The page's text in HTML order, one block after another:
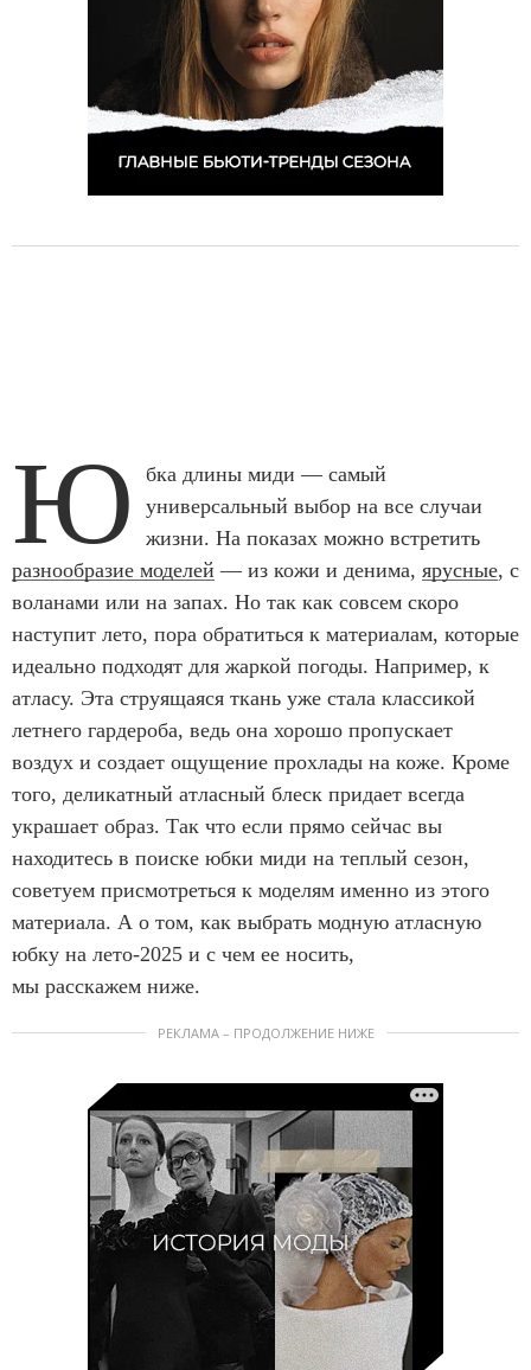
Ю
бка длины миди — самый
универсальный выбор на все случаи
жизни. На показах можно встретить
разнообразие моделей — из кожи и денима, ярусные, с
воланами или на запах. Но так как совсем скоро
наступит лето, пора обратиться к материалам, которые
идеально подходят для жаркой погоды. Например, к
атласу. Эта струящаяся ткань уже стала классикой
летнего гардероба, ведь она хорошо пропускает
воздух и создает ощущение прохлады на коже. Кроме
того, деликатный атласный блеск придает всегда
украшает образ. Так что если прямо сейчас вы
находитесь в поиске юбки миди на теплый сезон,
советуем присмотреться к моделям именно из этого
материала. А о том, как выбрать модную атласную
юбку на лето-2025 и с чем ее носить,
мы расскажем ниже.
РЕКЛАМА – ПРОДОЛЖЕНИЕ НИЖЕ